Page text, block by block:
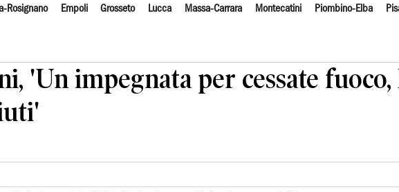
Rosignano Empoli Grosseto Lucca Massa-Carrara Montecatini Piombino-Elba
'Un impegnata per cessate